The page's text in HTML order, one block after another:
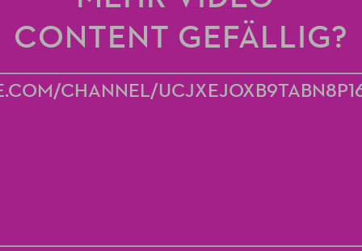
CONTENT GEFÄLLIG?
CHANNEL/